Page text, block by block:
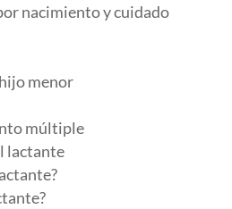
nacimiento y cuidado
menor
múltiple
lactante